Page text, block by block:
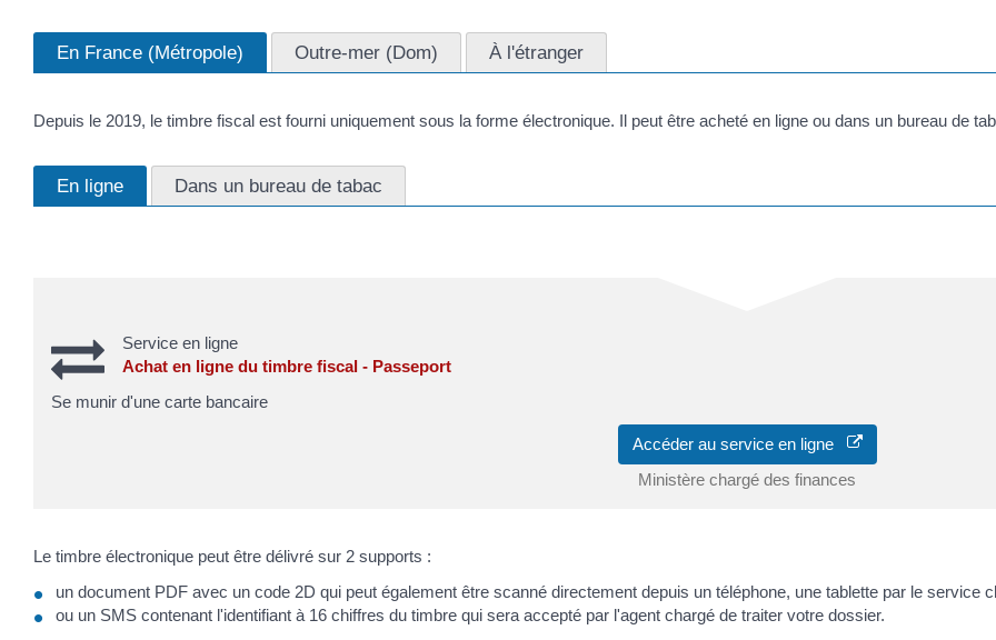
En France (Métropole) Outre-mer (Dom) À l'étranger
Depuis le 2019, le timbre fiscal est fourni uniquement sous la forme électronique. Il peut être acheté en ligne ou dans un bureau de
En ligne Dans un bureau de tabac
Service en ligne
Achat en ligne du timbre fiscal - Passeport
Se munir d'une carte bancaire
Accéder au service en ligne
Ministère chargé des finances
Le timbre électronique peut être délivré sur 2 supports :
un document PDF avec un code 2D qui peut également être scanné directement depuis un téléphone, une tablette par le service
ou un SMS contenant l'identifiant à 16 chiffres du timbre qui sera accepté par l'agent chargé de traiter votre dossier.